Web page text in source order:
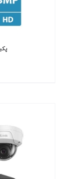
پکیج 16تایی